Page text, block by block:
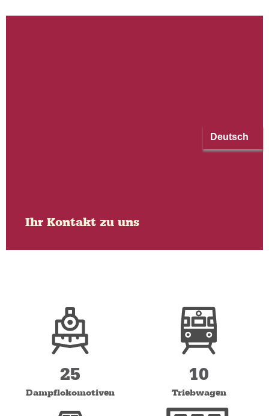
Ihr Kontakt zu uns
Kontaktformular
25
Dampflokomotiven
10
Triebwagen